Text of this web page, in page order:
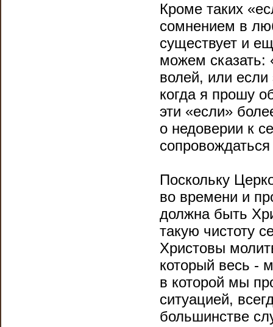
Кроме таких
сомнением в
существует и
можем сказать:
волей, или если
когда я прошу
эти «если»
о недоверии к
Поскольку
во времени и
должна быть
такую чистоту
Христовы
который весь -
в которой мы
ситуацией,
большинстве